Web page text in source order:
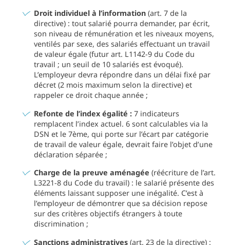
Droit individuel à l’information (art. 7 de la
directive) : tout salarié pourra demander, par écrit,
son niveau de rémunération et les niveaux moyens,
ventilés par sexe, des salariés effectuant un travail
de valeur égale (futur art. L1142-9 du Code du
travail ; un seuil de 10 salariés est évoqué).
L’employeur devra répondre dans un délai fixé par
décret (2 mois maximum selon la directive) et
rappeler ce droit chaque année ;
Refonte de l’index égalité : 7 indicateurs
remplacent l’index actuel. 6 sont calculables via la
DSN et le 7ème, qui porte sur l’écart par catégorie
de travail de valeur égale, devrait faire l’objet d’une
déclaration séparée ;
Charge de la preuve aménagée (réécriture de l’art.
L3221-8 du Code du travail) : le salarié présente des
éléments laissant supposer une inégalité. C’est à
l’employeur de démontrer que sa décision repose
sur des critères objectifs étrangers à toute
discrimination ;
Sanctions administratives (art. 23 de la directive) :